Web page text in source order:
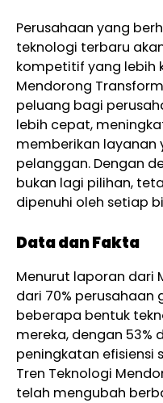
Perusahaan yang
teknologi terbaru
kompetitif yang lebih
Mendorong
peluang bagi
lebih cepat,
memberikan layanan
pelanggan. Dengan
bukan lagi pilihan,
dipenuhi oleh setiap
Data dan Fakta
Menurut laporan dari
dari 70%
beberapa bentuk
mereka, dengan
peningkatan efisiensi
Tren Teknologi
telah mengubah